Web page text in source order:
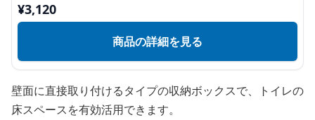
¥3,120
商品の詳細を見る
壁面に直接取り付けるタイプの収納ボックスで、トイレの
床スペースを有効活用できます。